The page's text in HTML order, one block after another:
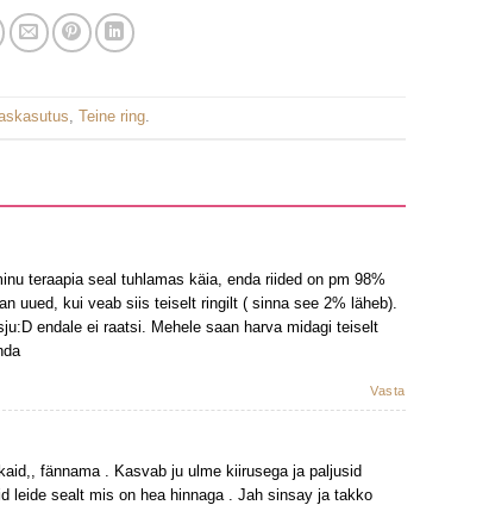
, Teine ring.
teraapia seal tuhlamas käia, enda riided on pm 98%
uued, kui veab siis teiselt ringilt ( sinna see 2% läheb).
endale ei raatsi. Mehele saan harva midagi teiselt
Vasta
fännama . Kasvab ju ulme kiirusega ja paljusid
leide sealt mis on hea hinnaga . Jah sinsay ja takko